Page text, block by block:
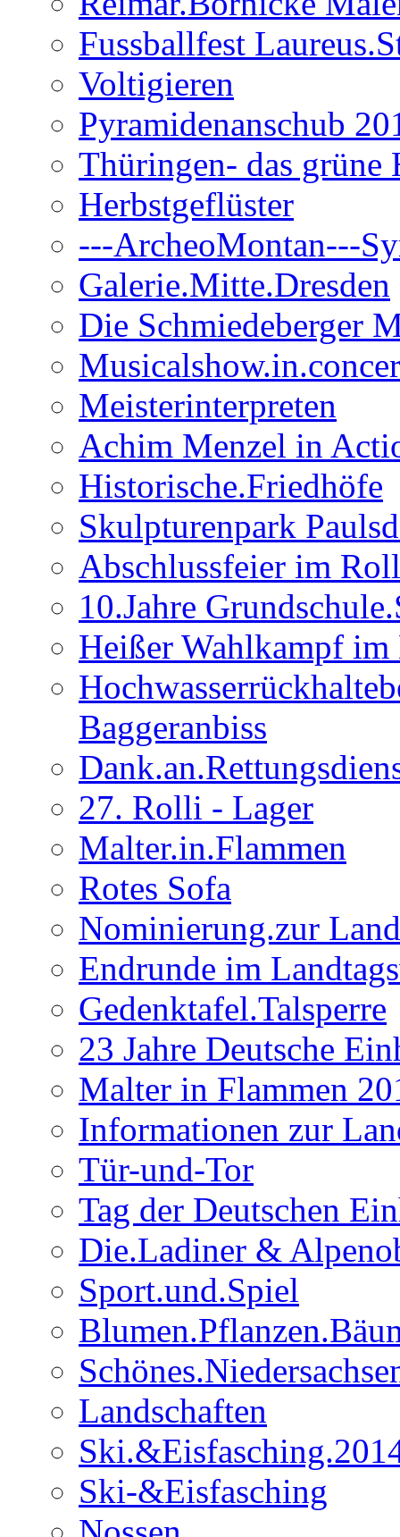
Fussballfest
Voltigieren
Pyramidenanschub
Thüringen- das grüne
Herbstgeflüster
---ArcheoMontan---
Galerie.Mitte.Dresden
Die Schmiedeberger
Meisterinterpreten
Achim Menzel in
Historische.Friedhöfe
Skulpturenpark
Abschlussfeier im
10.Jahre
Heißer Wahlkampf im
Baggeranbiss
27. Rolli - Lager
Malter.in.Flammen
Rotes Sofa
Nominierung.zur
Endrunde im
Gedenktafel.Talsperre
23 Jahre Deutsche
Malter in Flammen
Informationen zur
Tür-und-Tor
Tag der Deutschen
Die.Ladiner &
Sport.und.Spiel
Landschaften
Ski-&Eisfasching